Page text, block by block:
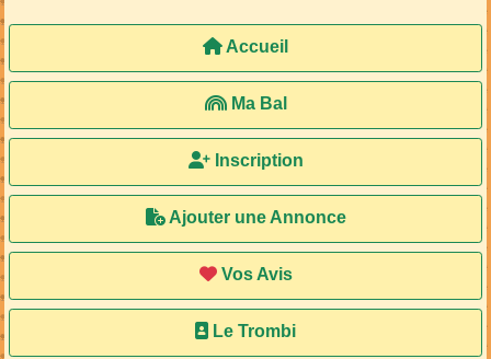
Accueil
Ma Bal
Inscription
Ajouter une Annonce
Vos Avis
Le Trombi